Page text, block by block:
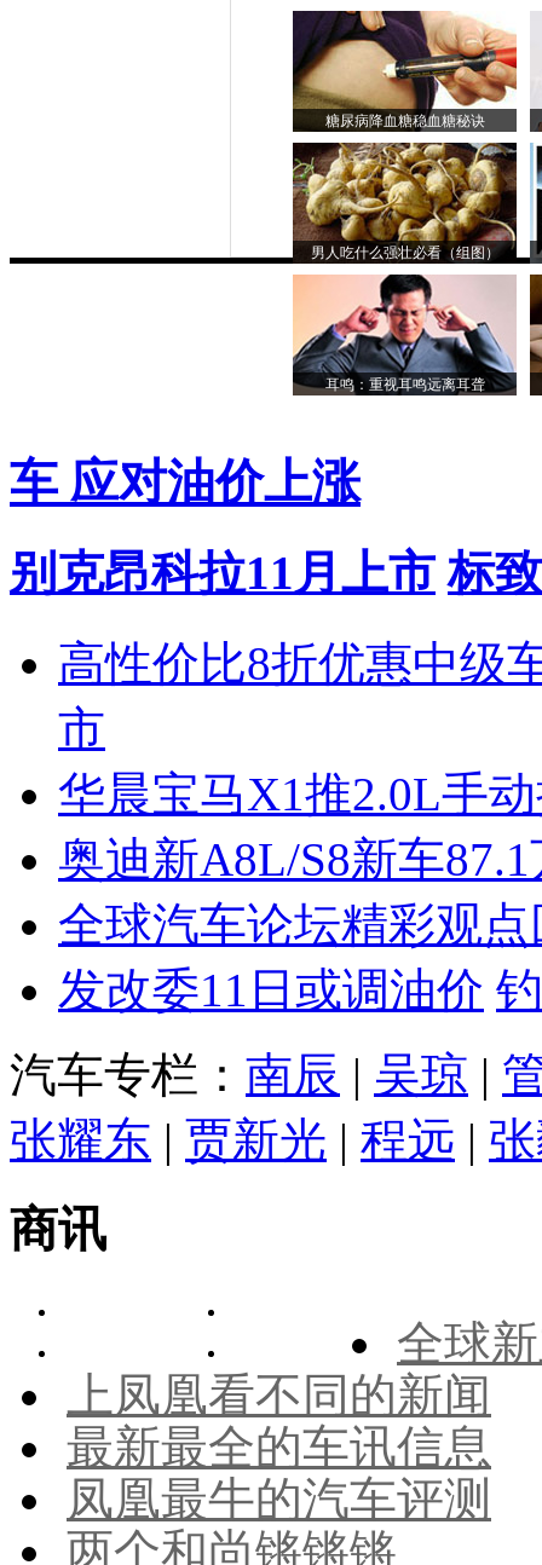
糖尿病降血糖稳血糖秘诀
男人吃什么强壮必看（组图）
耳鸣：重视耳鸣远离耳聋
车 应对油价上涨
别克昂科拉11月上市 标
高性价比8折优惠中级
市
华晨宝马X1推2.0L手
奥迪新A8L/S8新车
全球汽车论坛精彩观点
发改委11日或调油价
汽车专栏： 南辰 | 吴琼 |
张耀东 | 贾新光 | 程远 |
商讯
全球
上凤凰看不同的新闻
最新最全的车讯信息
凤凰最牛的汽车评测
两个和尚锵锵锵